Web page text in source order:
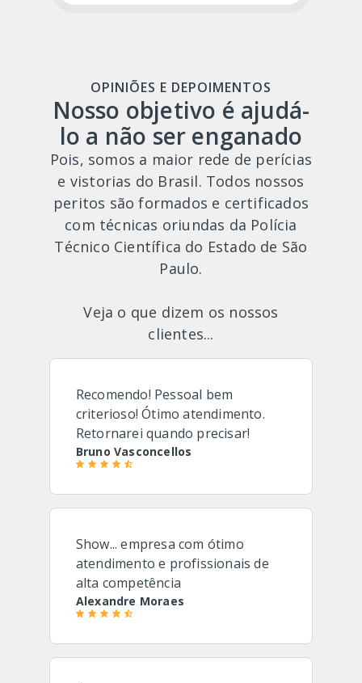
OPINIÕES E DEPOIMENTOS
Nosso objetivo é ajudá-
lo a não ser enganado
Pois, somos a maior rede de perícias
e vistorias do Brasil. Todos nossos
peritos são formados e certificados
com técnicas oriundas da Polícia
Técnico Científica do Estado de São
Paulo.
Veja o que dizem os nossos
clientes...
Recomendo! Pessoal bem
criterioso! Ótimo atendimento.
Retornarei quando precisar!
Bruno Vasconcellos
Show... empresa com ótimo
atendimento e profissionais de
alta competência
Alexandre Moraes